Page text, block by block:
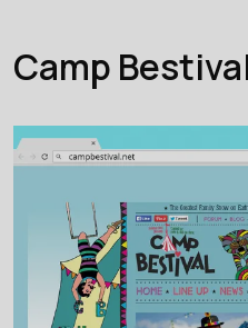
Camp